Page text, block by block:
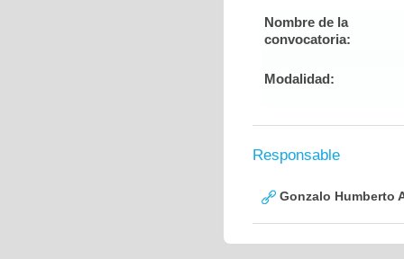
Nombre de la
convocatoria:
Modalidad:
Responsable
Gonzalo Humberto